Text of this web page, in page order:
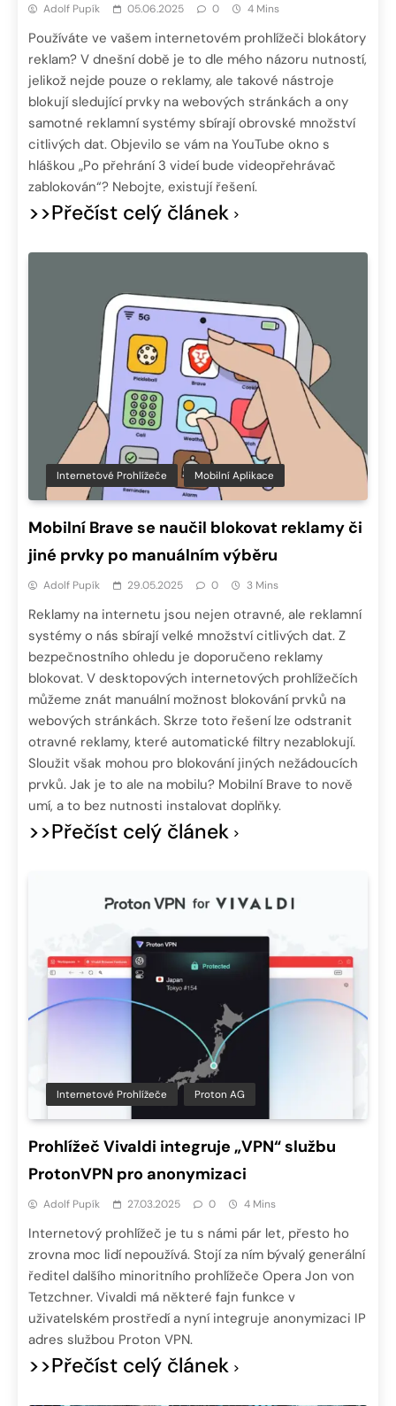
Adolf Pupík 05.06.2025 0 4 Mins
Používáte ve vašem internetovém prohlížeči blokátory
reklam? V dnešní době je to dle mého názoru nutností,
jelikož nejde pouze o reklamy, ale takové nástroje
blokují sledující prvky na webových stránkách a ony
samotné reklamní systémy sbírají obrovské množství
citlivých dat. Objevilo se vám na YouTube okno s
hláškou „Po přehrání 3 videí bude videopřehrávač
zablokován“? Nebojte, existují řešení.
>>Přečíst celý článek
Internetové Prohlížeče Mobilní Aplikace
Mobilní Brave se naučil blokovat reklamy či
jiné prvky po manuálním výběru
Adolf Pupík 29.05.2025 0 3 Mins
Reklamy na internetu jsou nejen otravné, ale reklamní
systémy o nás sbírají velké množství citlivých dat. Z
bezpečnostního ohledu je doporučeno reklamy
blokovat. V desktopových internetových prohlížečích
můžeme znát manuální možnost blokování prvků na
webových stránkách. Skrze toto řešení lze odstranit
otravné reklamy, které automatické filtry nezablokují.
Sloužit však mohou pro blokování jiných nežádoucích
prvků. Jak je to ale na mobilu? Mobilní Brave to nově
umí, a to bez nutnosti instalovat doplňky.
>>Přečíst celý článek
Internetové Prohlížeče Proton AG
Prohlížeč Vivaldi integruje „VPN“ službu
ProtonVPN pro anonymizaci
Adolf Pupík 27.03.2025 0 4 Mins
Internetový prohlížeč je tu s námi pár let, přesto ho
zrovna moc lidí nepoužívá. Stojí za ním bývalý generální
ředitel dalšího minoritního prohlížeče Opera Jon von
Tetzchner. Vivaldi má některé fajn funkce v
uživatelském prostředí a nyní integruje anonymizaci IP
adres službou Proton VPN.
>>Přečíst celý článek